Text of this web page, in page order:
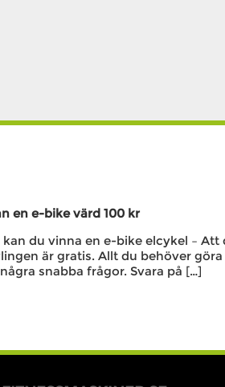
en e-bike värd 100 kr
kan du vinna en e-bike elcykel – Att
är gratis. Allt du behöver göra
snabba frågor. Svara på […]